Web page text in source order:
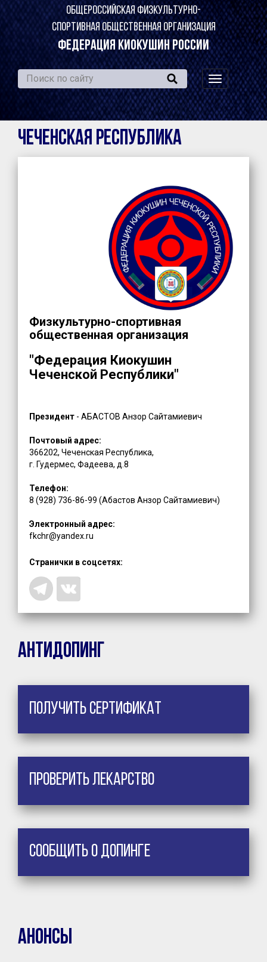
ОБЩЕРОССИЙСКАЯ ФИЗКУЛЬТУРНО-
СПОРТИВНАЯ ОБЩЕСТВЕННАЯ ОРГАНИЗАЦИЯ
ФЕДЕРАЦИЯ КИОКУШИН РОССИИ
навигация
по
сайту
Чеченская Республика
Физкультурно-спортивная
общественная организация
"Федерация Киокушин
Чеченской Республики"
Президент - АБАСТОВ Анзор Сайтамиевич
Почтовый адрес:
366202, Чеченская Республика,
г. Гудермес, Фадеева, д.8
Телефон:
8 (928) 736-86-99 (Абастов Анзор Сайтамиевич)
Электронный адрес:
fkchr@yandex.ru
Странички в соцсетях:
Антидопинг
Получить сертификат
Проверить лекарство
Сообщить о допинге
Анонсы